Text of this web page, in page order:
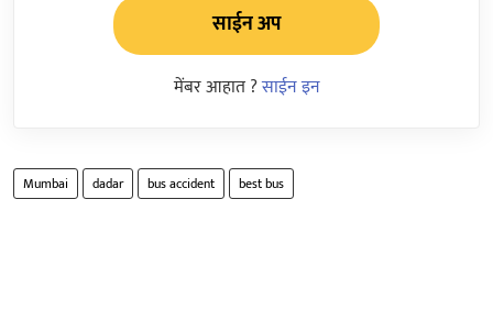
साईन अप
मेंबर आहात ?साईन इन
Mumbai dadar bus accident best bus